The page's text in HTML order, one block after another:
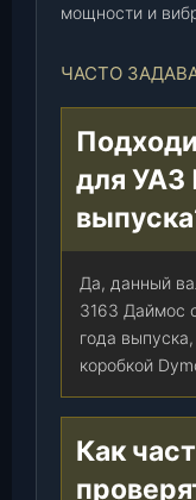
мощности и
ЧАСТО
для УАЗ
Да, данный
3163 Даймос
года
коробкой
Как